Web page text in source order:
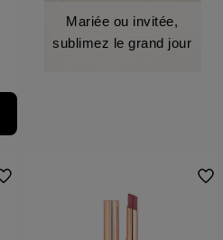
Mariée ou invitée,
sublimez le grand jour